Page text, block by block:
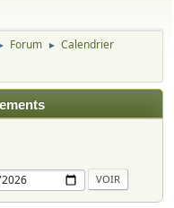
Forum ► Calendrier